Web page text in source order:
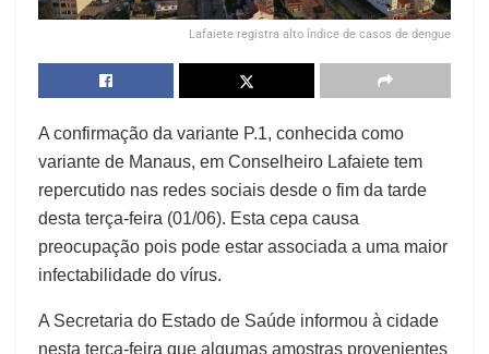
Lafaiete registra alto índice de casos de dengue
A confirmação da variante P.1, conhecida como
variante de Manaus, em Conselheiro Lafaiete tem
repercutido nas redes sociais desde o fim da tarde
desta terça-feira (01/06). Esta cepa causa
preocupação pois pode estar associada a uma maior
infectabilidade do vírus.
A Secretaria do Estado de Saúde informou à cidade
nesta terça-feira que algumas amostras provenientes